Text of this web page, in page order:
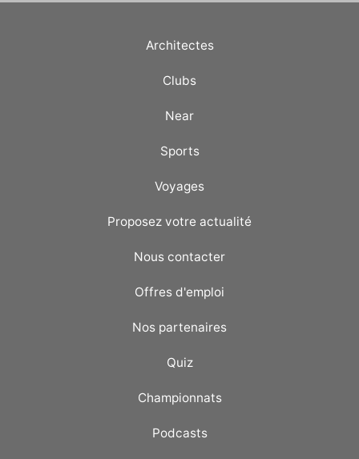
Architectes
Clubs
Near
Sports
Voyages
Proposez votre actualité
Nous contacter
Offres d'emploi
Nos partenaires
Quiz
Championnats
Podcasts